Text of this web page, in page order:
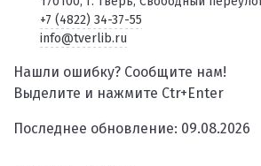
+7 (4822) 34-37-55
info@tverlib.ru
Нашли ошибку? Сообщите нам!
Выделите и нажмите Ctr+Enter
Последнее обновление: 09.08.2026